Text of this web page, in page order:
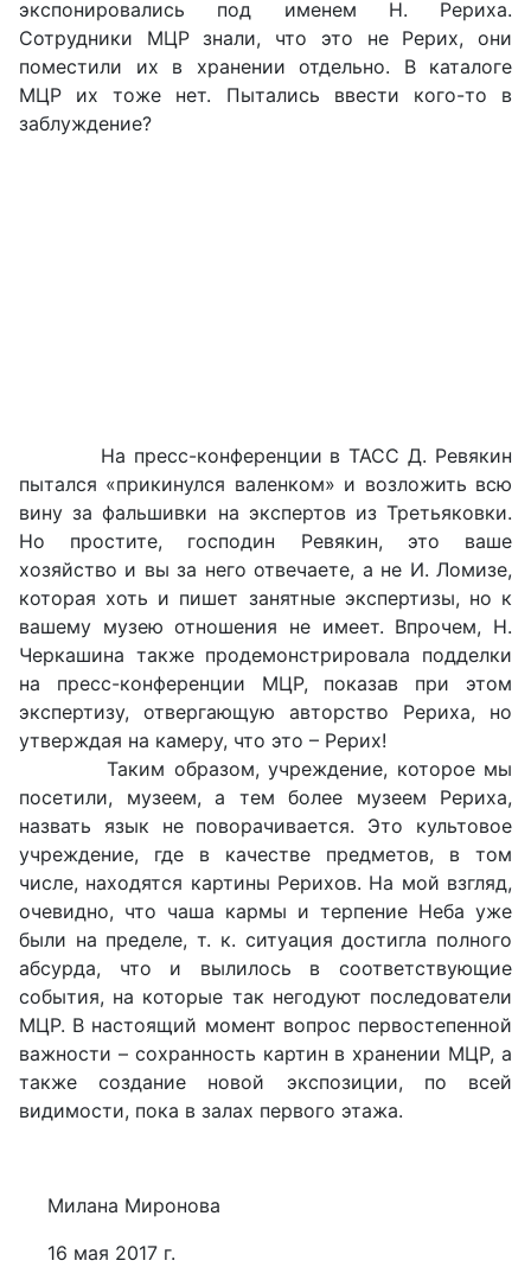
экспонировались под именем Н. Рериха.
Сотрудники МЦР знали, что это не Рерих, они
поместили их в хранении отдельно. В каталоге
МЦР их тоже нет. Пытались ввести кого-то в
заблуждение?
На пресс-конференции в ТАСС Д. Ревякин
пытался «прикинулся валенком» и возложить всю
вину за фальшивки на экспертов из Третьяковки.
Но простите, господин Ревякин, это ваше
хозяйство и вы за него отвечаете, а не И. Ломизе,
которая хоть и пишет занятные экспертизы, но к
вашему музею отношения не имеет. Впрочем, Н.
Черкашина также продемонстрировала подделки
на пресс-конференции МЦР, показав при этом
экспертизу, отвергающую авторство Рериха, но
утверждая на камеру, что это – Рерих!
Таким образом, учреждение, которое мы
посетили, музеем, а тем более музеем Рериха,
назвать язык не поворачивается. Это культовое
учреждение, где в качестве предметов, в том
числе, находятся картины Рерихов. На мой взгляд,
очевидно, что чаша кармы и терпение Неба уже
были на пределе, т. к. ситуация достигла полного
абсурда, что и вылилось в соответствующие
события, на которые так негодуют последователи
МЦР. В настоящий момент вопрос первостепенной
важности – сохранность картин в хранении МЦР, а
также создание новой экспозиции, по всей
видимости, пока в залах первого этажа.
Милана Миронова
16 мая 2017 г.